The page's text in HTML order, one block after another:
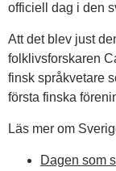
officiell dag i den
Att det blev just
folklivsforskaren
finsk språkvetare
första finska
Läs mer om
Dagen som